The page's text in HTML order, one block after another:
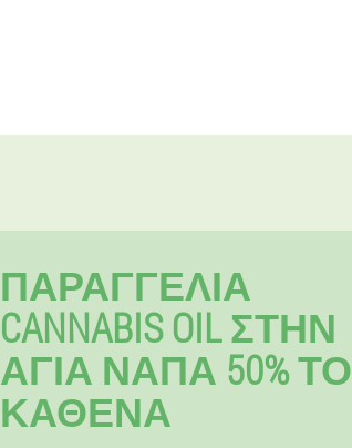
ΠΑΡΑΓΓΕΛΊΑ
CANNABIS OIL ΣΤΗΝ
ΑΓΊΑ ΝΆΠΑ 50% ΤΟ
ΚΑΘΈΝΑ